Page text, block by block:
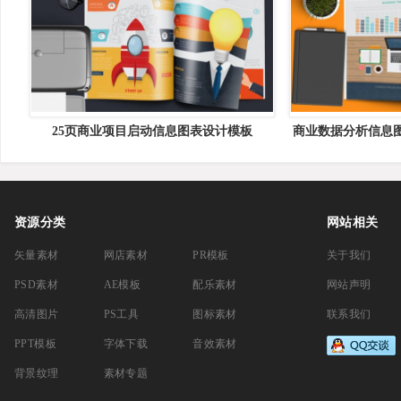
25页商业项目启动信息图表设计模板
Pages
商业数据分析信息
资源分类
矢量素材
PSD素材
高清图片
PPT模板
背景纹理
网店素材
AE模板
PS工具
字体下载
素材专题
PR模板
配乐素材
图标素材
音效素材
网站相关
关于我们
网站声明
联系我们